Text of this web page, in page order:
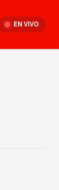
EN VIVO